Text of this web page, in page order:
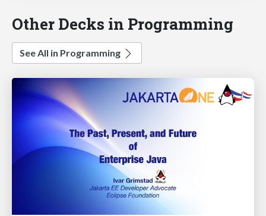
Other Decks in Programming
See All in Programming